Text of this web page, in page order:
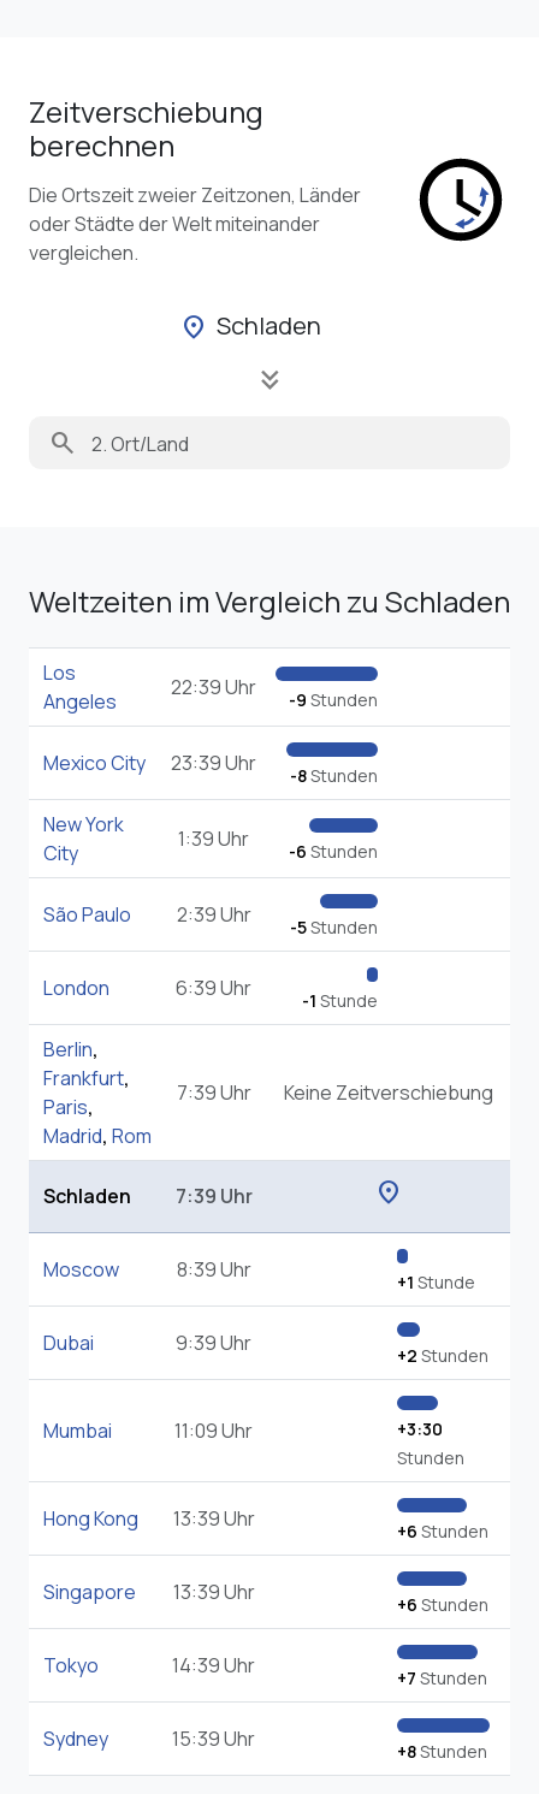
Zeitverschiebung
berechnen
Die Ortszeit zweier Zeitzonen, Länder
oder Städte der Welt miteinander
vergleichen.
location_on Schladen
keyboard_double_arrow_down
search
Weltzeiten im Vergleich zu Schladen
Los
Angeles
22:39 Uhr -9 Stunden
Mexico City 23:39 Uhr -8Stunden
New York
City
1:39 Uhr -6 Stunden
São Paulo 2:39 Uhr -5Stunden
London 6:39 Uhr -1 Stunde
Berlin,
Frankfurt,
Paris,
Madrid, Rom
7:39 Uhr Keine Zeitverschiebung
Schladen 7:39 Uhr location_on
Moscow 8:39 Uhr +1 Stunde
Dubai 9:39 Uhr +2 Stunden
Mumbai 11:09 Uhr
+3:30
Stunden
Hong Kong 13:39 Uhr +6 Stunden
Singapore 13:39 Uhr +6 Stunden
Tokyo 14:39 Uhr +7 Stunden
Sydney 15:39 Uhr +8Stunden